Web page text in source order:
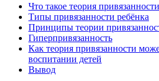
Что такое теория привязанности
Типы привязанности ребёнка
Принципы теории
Гиперпривязанность
Как теория привязанности
воспитании детей
Вывод